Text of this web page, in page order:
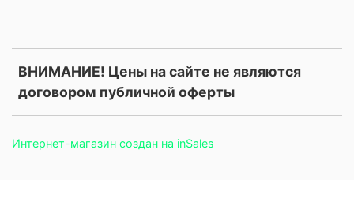
ВНИМАНИЕ! Цены на сайте не являются
договором публичной оферты
Интернет-магазин создан на inSales